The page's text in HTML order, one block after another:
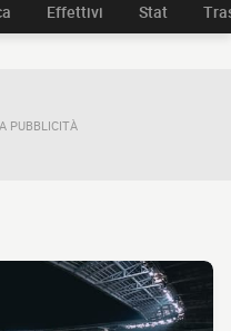
Effettivi Stat
PUBBLICITÀ